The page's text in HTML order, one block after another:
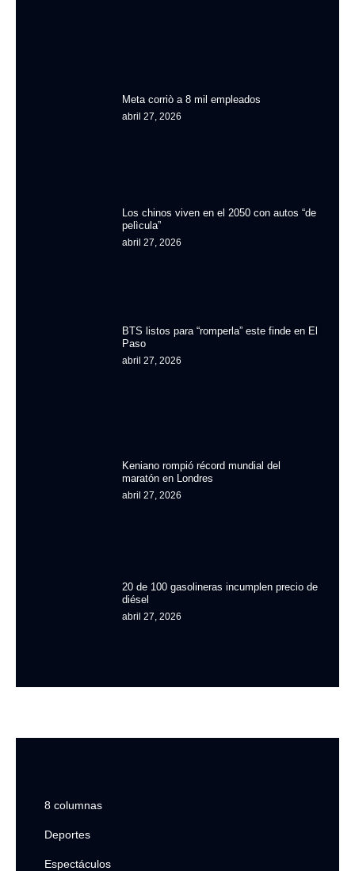
Meta corriò a 8 mil empleados
abril 27, 2026
Los chinos viven en el 2050 con autos “de
pelìcula”
abril 27, 2026
BTS listos para “romperla” este finde en El
Paso
abril 27, 2026
Keniano rompió récord mundial del
maratón en Londres
abril 27, 2026
20 de 100 gasolineras incumplen precio de
diésel
abril 27, 2026
8 columnas
Deportes
Espectáculos